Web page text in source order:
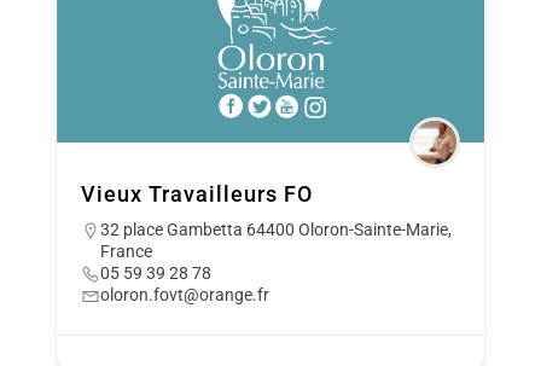
Vieux Travailleurs FO
32 place Gambetta 64400 Oloron-Sainte-Marie,
France
05 59 39 28 78
oloron.fovt@orange.fr